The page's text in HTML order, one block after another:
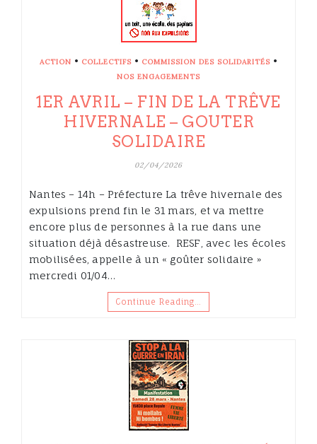
ACTION • COLLECTIFS • COMMISSION DES SOLIDARITÉS •
NOS ENGAGEMENTS
1ER AVRIL – FIN DE LA TRÊVE
HIVERNALE – GOUTER
SOLIDAIRE
02/04/2026
Nantes – 14h – Préfecture La trêve hivernale des
expulsions prend fin le 31 mars, et va mettre
encore plus de personnes à la rue dans une
situation déjà désastreuse. RESF, avec les écoles
mobilisées, appelle à un « goûter solidaire »
mercredi 01/04…
Continue Reading…